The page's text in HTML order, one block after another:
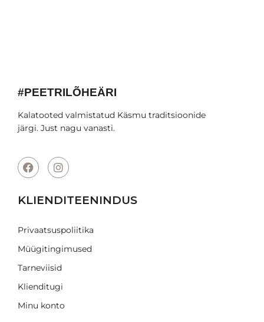
#PEETRILÕHEÄRI
Kalatooted valmistatud Käsmu traditsioonide
järgi. Just nagu vanasti.
KLIENDITEENINDUS
Privaatsuspoliitika
Müügitingimused
Tarneviisid
Klienditugi
Minu konto